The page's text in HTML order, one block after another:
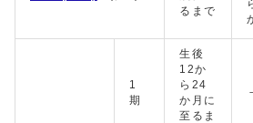
るまで
1
期
生後
12か
ら24
か月に
至るま